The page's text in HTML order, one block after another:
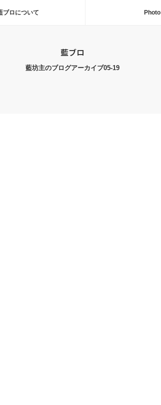
ブロについて Photo
藍ブロ
藍坊主のブログアーカイブ05-19